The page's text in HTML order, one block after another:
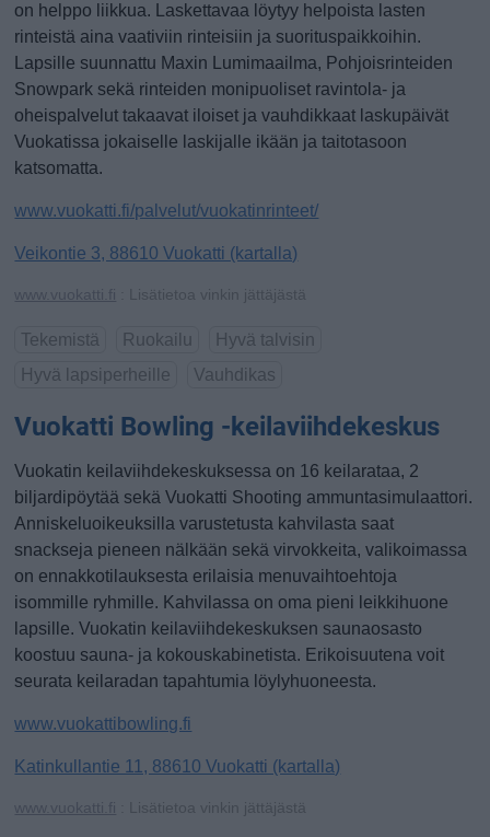
on helppo liikkua. Laskettavaa löytyy helpoista lasten
rinteistä aina vaativiin rinteisiin ja suorituspaikkoihin.
Lapsille suunnattu Maxin Lumimaailma, Pohjoisrinteiden
Snowpark sekä rinteiden monipuoliset ravintola- ja
oheispalvelut takaavat iloiset ja vauhdikkaat laskupäivät
Vuokatissa jokaiselle laskijalle ikään ja taitotasoon
katsomatta.
www.vuokatti.fi/palvelut/vuokatinrinteet/
Veikontie 3, 88610 Vuokatti (kartalla)
www.vuokatti.fi : Lisätietoa vinkin jättäjästä
Tekemistä Ruokailu
Hyvä talvisin
Hyvä lapsiperheille
Vauhdikas
Vuokatti Bowling -keilaviihdekeskus
Vuokatin keilaviihdekeskuksessa on 16 keilarataa, 2
biljardipöytää sekä Vuokatti Shooting ammuntasimulaattori.
Anniskeluoikeuksilla varustetusta kahvilasta saat
snackseja pieneen nälkään sekä virvokkeita, valikoimassa
on ennakkotilauksesta erilaisia menuvaihtoehtoja
isommille ryhmille. Kahvilassa on oma pieni leikkihuone
lapsille. Vuokatin keilaviihdekeskuksen saunaosasto
koostuu sauna- ja kokouskabinetista. Erikoisuutena voit
seurata keilaradan tapahtumia löylyhuoneesta.
www.vuokattibowling.fi
Katinkullantie 11, 88610 Vuokatti (kartalla)
www.vuokatti.fi : Lisätietoa vinkin jättäjästä